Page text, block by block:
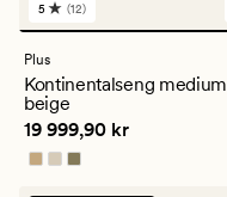
12
anmeldelser
med
gjennomsnittlig
vurdering
på
5
5 (12)
Plus
Kontinentalseng medium
beige
Pris 19 999,90 kr
19 999,90 kr